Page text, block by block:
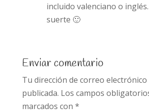
incluido valenciano o
suerte 🙂
Enviar comentario
Tu dirección de correo
publicada. Los campos
marcados con *